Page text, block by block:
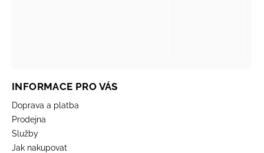
INFORMACE PRO VÁS
Doprava a platba
Prodejna
Služby
Jak nakupovat